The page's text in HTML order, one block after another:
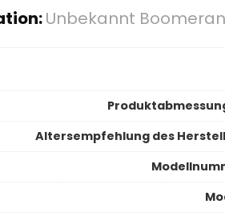
Unbekannt
Altersempfehlung des